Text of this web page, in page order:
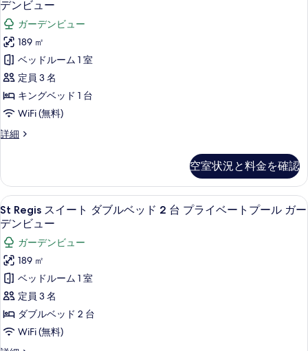
真
を
表
示
す
る
ニ
ー
ガ
ー
デ
ン
ビ
ュ
Suite)
の
す
べ
て
の
写
真
を
ル
ー
ム
バ
ル
コ
ー
ガ
デ
ー
(Orchid
Suite)
の
詳
細
ス
イ
ー
ト
キ
ン
グ
ベ
ド
台
プ
ラ
イ
ベ
ー
ト
プ
デンビュー
ガーデンビュー
189 ㎡
ベッドルーム 1 室
定員 3 名
キングベッド 1 台
WiFi (無料)
詳細
St
ー
ト
キ
ン
グ
ベ
ッ
ド
台
ラ
イ
空室状況と料金を確認
St
Regis
ス
イ
ー
ト
ダ
ブ
ル
St Regis スイート ダブルベッド 2
7
St Regis スイート ダブルベッド 2 台 プライベートプール ガー
デンビュー
ガーデンビュー
189 ㎡
ベッドルーム 1 室
定員 3 名
ダブルベッド 2 台
WiFi (無料)